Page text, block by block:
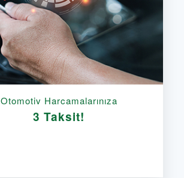
Otomotiv Harcamalarınıza
3 Taksit!